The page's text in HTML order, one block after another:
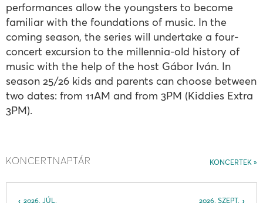
performances allow the youngsters to become
familiar with the foundations of music. In the
coming season, the series will undertake a four-
concert excursion to the millennia-old history of
music with the help of the host Gábor Iván. In
season 25/26 kids and parents can choose between
two dates: from 11AM and from 3PM (Kiddies Extra
3PM).
KONCERTEK
KONCERTNAPTÁR
2026. SZEPT.
2026. JÚL.